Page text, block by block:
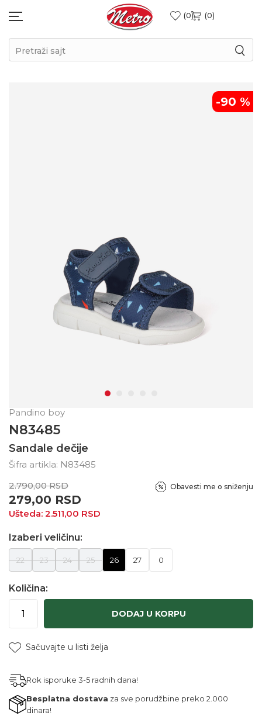
0 0
Pretraži sajt
-90 %
Pandino boy
N83485
Sandale dečije
Šifra artikla: N83485
2.790,00 RSD
279,00 RSD
Ušteda: 2.511,00 RSD
Obavesti me o sniženju
Izaberi veličinu:
22 23 24 25 26 27 0
Količina:
DODAJ U KORPU
Sačuvajte u listi želja
Rok isporuke 3-5 radnih dana!
Besplatna dostava za sve porudžbine preko 2.000
dinara!